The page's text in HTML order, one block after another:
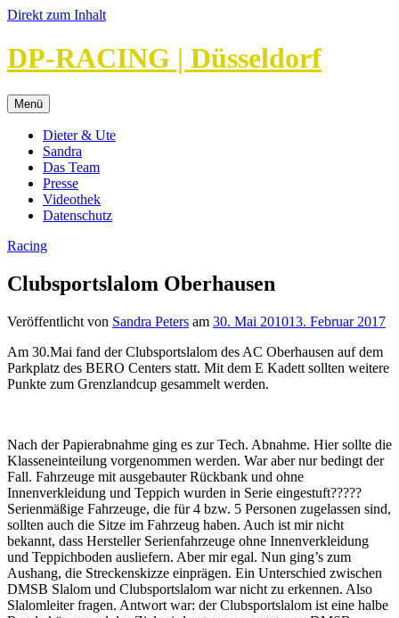
Direkt zum Inhalt
DP-RACING | Düsseldorf
Menü
Dieter & Ute
Sandra
Das Team
Presse
Videothek
Datenschutz
Racing
Clubsportslalom Oberhausen
Veröffentlicht von Sandra Peters am 30. Mai 201013. Februar 2017
Am 30.Mai fand der Clubsportslalom des AC Oberhausen auf dem
Parkplatz des BERO Centers statt. Mit dem E Kadett sollten weitere
Punkte zum Grenzlandcup gesammelt werden.
Nach der Papierabnahme ging es zur Tech. Abnahme. Hier sollte die
Klasseneinteilung vorgenommen werden. War aber nur bedingt der
Fall. Fahrzeuge mit ausgebauter Rückbank und ohne
Innenverkleidung und Teppich wurden in Serie eingestuft?????
Serienmäßige Fahrzeuge, die für 4 bzw. 5 Personen zugelassen sind,
sollten auch die Sitze im Fahrzeug haben. Auch ist mir nicht
bekannt, dass Hersteller Serienfahrzeuge ohne Innenverkleidung
und Teppichboden ausliefern. Aber mir egal. Nun ging’s zum
Aushang, die Streckenskizze einprägen. Ein Unterschied zwischen
DMSB Slalom und Clubsportslalom war nicht zu erkennen. Also
Slalomleiter fragen. Antwort war: der Clubsportslalom ist eine halbe